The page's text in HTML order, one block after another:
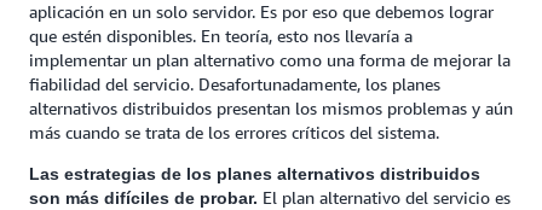
aplicación en un solo servidor. Es por eso que debemos lograr
que estén disponibles. En teoría, esto nos llevaría a
implementar un plan alternativo como una forma de mejorar la
fiabilidad del servicio. Desafortunadamente, los planes
alternativos distribuidos presentan los mismos problemas y aún
más cuando se trata de los errores críticos del sistema.
Las estrategias de los planes alternativos distribuidos
son más difíciles de probar. El plan alternativo del servicio es